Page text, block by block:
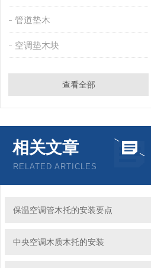
管道垫木
空调垫木块
查看全部
相关文章
RELATED ARTICLES
保温空调管木托的安装要点
中央空调木质木托的安装